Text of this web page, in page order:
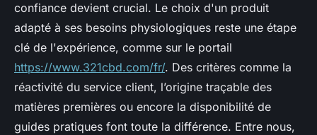
confiance devient crucial. Le choix d'un produit
adapté à ses besoins physiologiques reste une étape
clé de l'expérience, comme sur le portail
https://www.321cbd.com/fr/. Des critères comme la
réactivité du service client, l’origine traçable des
matières premières ou encore la disponibilité de
guides pratiques font toute la différence. Entre nous,